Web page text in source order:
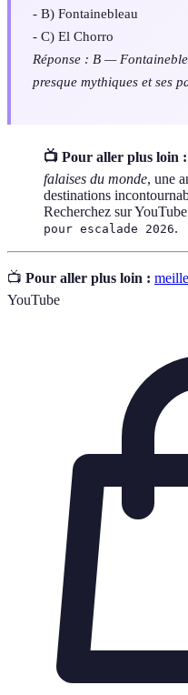
- B) Fontainebleau
- C) El Chorro
Réponse : B —
presque mythiques et ses
📺 Pour aller plus loin :
falaises du monde, une
destinations
Recherchez sur
pour escalade 2026.
📺 Pour aller plus loin :
YouTube